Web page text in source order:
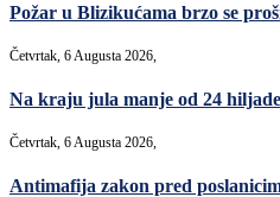
Požar u Blizikućama brzo se
Četvrtak, 6 Augusta 2026,
Na kraju jula manje od 24
Četvrtak, 6 Augusta 2026,
Antimafija zakon pred